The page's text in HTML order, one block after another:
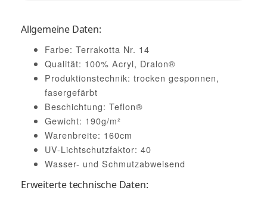
Allgemeine Daten:
Farbe: Terrakotta Nr. 14
Qualität: 100% Acryl, Dralon®
Produktionstechnik: trocken gesponnen,
fasergefärbt
Beschichtung: Teflon®
Gewicht: 190g/m²
Warenbreite: 160cm
UV-Lichtschutzfaktor: 40
Wasser- und Schmutzabweisend
Erweiterte technische Daten: